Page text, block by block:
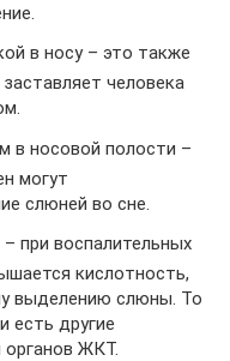
в носу – это также
человека
в носовой полости –
могут
слюней во сне.
при воспалительных
кислотность,
выделению слюны. То
есть другие
органов ЖКТ.